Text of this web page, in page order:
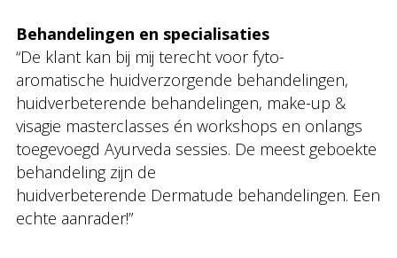
Behandelingen en specialisaties
“De klant kan bij mij terecht voor fyto-
aromatische huidverzorgende behandelingen,
huidverbeterende behandelingen, make-up &
visagie masterclasses én workshops en onlangs
toegevoegd Ayurveda sessies. De meest geboekte
behandeling zijn de
huidverbeterende Dermatude behandelingen. Een
echte aanrader!”